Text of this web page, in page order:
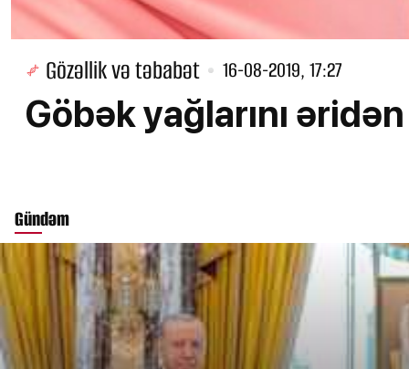
Gözəllik və təbabət 16-08-2019, 17:27
Göbək yağlarını
Gündəm